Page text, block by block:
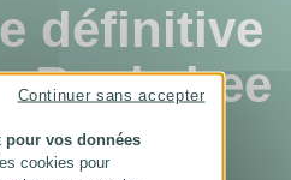
définitive
Bankybee
...
pour vos données
cookies pour
Continuer sans accepter